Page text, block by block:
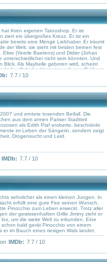
ihren eigenen Tatooshop. Er ist
ziert ein übergroßes Kreuz. Er ist ein
bereits eine Menge Liebhaber. Er träumt
der Welt, sie steht mit beiden beinen fest
(Veerle Baetens) und Didier (Johan
unterschiedlicher nicht sein könnten. Und
Blick. Als Maybelle geboren wird, scheint
das Schicksal hat eine schwere Prüfung
muss das ungleiche Paar für die gleiche
7.7 / 10
und erntete tosenden Beifall. Die
aus dem armen Pariser Stadtteil
als Edith Piaf eroberte, beschränkt
im Leben der Sängerin, sondern zeigt
Drogensucht und Leid.
IMDb: 7.7 / 10
sehnlicher als einen kleinen Jungen. In
erfüllt eine gute Fee seinen Wunsch,
Pinocchio zum Leben erweckt. Trotz aller
der gewissenhaften Grille Jiminy zieht er
um die weite Welt zu erkunden. Eine
bald gerät Pinocchio von einem
im Bauch eines riesigen Wals landet.
IMDb: 7.7 / 10